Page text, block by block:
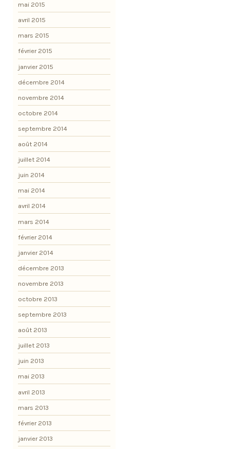
mai 2015
avril 2015
mars 2015
février 2015
janvier 2015
décembre 2014
novembre 2014
octobre 2014
septembre 2014
août 2014
juillet 2014
juin 2014
mai 2014
avril 2014
mars 2014
février 2014
janvier 2014
décembre 2013
novembre 2013
octobre 2013
septembre 2013
août 2013
juillet 2013
juin 2013
mai 2013
avril 2013
mars 2013
février 2013
janvier 2013